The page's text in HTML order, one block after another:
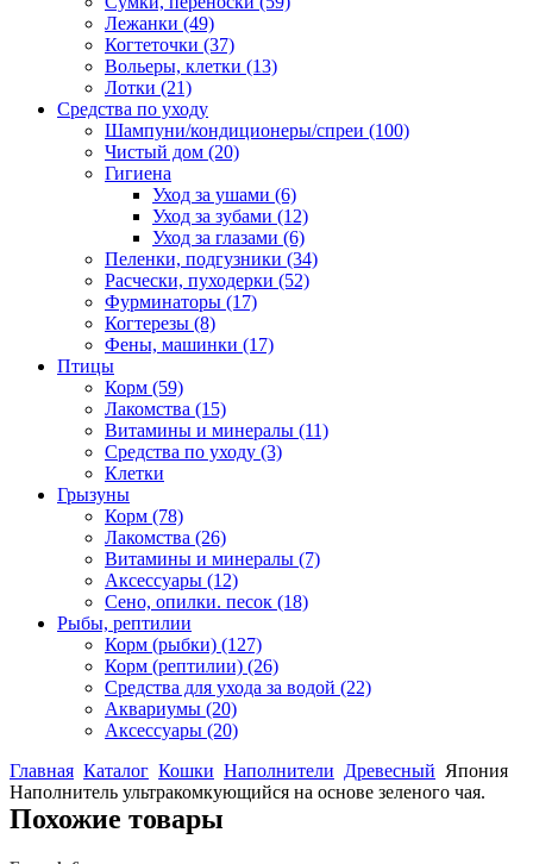
Лежанки (49)
Когтеточки (37)
Вольеры, клетки (13)
Лотки (21)
Средства по уходу
Шампуни/кондиционеры/спреи (100)
Чистый дом (20)
Гигиена
Уход за ушами (6)
Уход за зубами (12)
Уход за глазами (6)
Пеленки, подгузники (34)
Расчески, пуходерки (52)
Фурминаторы (17)
Когтерезы (8)
Фены, машинки (17)
Птицы
Корм (59)
Лакомства (15)
Витамины и минералы (11)
Средства по уходу (3)
Клетки
Грызуны
Корм (78)
Лакомства (26)
Витамины и минералы (7)
Аксессуары (12)
Сено, опилки. песок (18)
Рыбы, рептилии
Корм (рыбки) (127)
Корм (рептилии) (26)
Средства для ухода за водой (22)
Аквариумы (20)
Аксессуары (20)
Главная Каталог Кошки Наполнители Древесный Япония
Наполнитель ультракомкующийся на основе зеленого чая.
Похожие товары